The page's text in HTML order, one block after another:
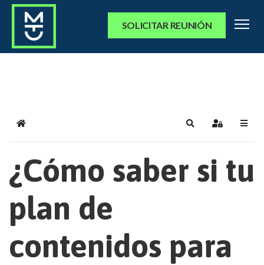
SOLICITAR REUNIÓN
Home SearchSign In
¿Cómo saber si tu
plan de
contenidos para